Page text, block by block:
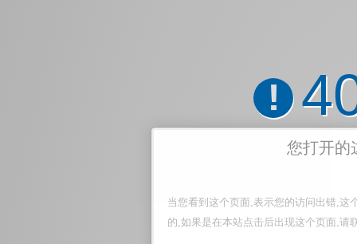
!
您打开的
当您看到这个页面,表示您的访问出错,这
的,如果是在本站点击后出现这个页面,请